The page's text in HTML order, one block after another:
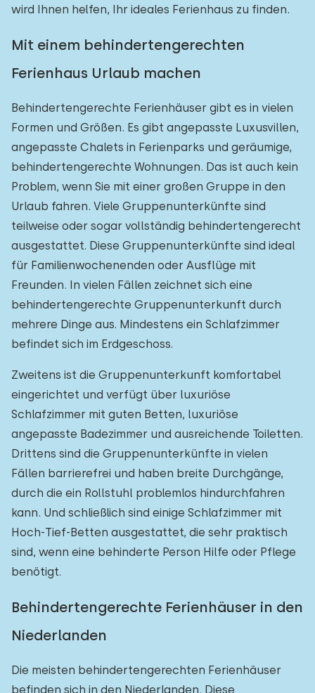
wird Ihnen helfen, Ihr ideales Ferienhaus zu finden.
Mit einem behindertengerechten
Ferienhaus Urlaub machen
Behindertengerechte Ferienhäuser gibt es in vielen
Formen und Größen. Es gibt angepasste Luxusvillen,
angepasste Chalets in Ferienparks und geräumige,
behindertengerechte Wohnungen. Das ist auch kein
Problem, wenn Sie mit einer großen Gruppe in den
Urlaub fahren. Viele Gruppenunterkünfte sind
teilweise oder sogar vollständig behindertengerecht
ausgestattet. Diese Gruppenunterkünfte sind ideal
für Familienwochenenden oder Ausflüge mit
Freunden. In vielen Fällen zeichnet sich eine
behindertengerechte Gruppenunterkunft durch
mehrere Dinge aus. Mindestens ein Schlafzimmer
befindet sich im Erdgeschoss.
Zweitens ist die Gruppenunterkunft komfortabel
eingerichtet und verfügt über luxuriöse
Schlafzimmer mit guten Betten, luxuriöse
angepasste Badezimmer und ausreichende Toiletten.
Drittens sind die Gruppenunterkünfte in vielen
Fällen barrierefrei und haben breite Durchgänge,
durch die ein Rollstuhl problemlos hindurchfahren
kann. Und schließlich sind einige Schlafzimmer mit
Hoch-Tief-Betten ausgestattet, die sehr praktisch
sind, wenn eine behinderte Person Hilfe oder Pflege
benötigt.
Behindertengerechte Ferienhäuser in den
Niederlanden
Die meisten behindertengerechten Ferienhäuser
befinden sich in den Niederlanden. Diese